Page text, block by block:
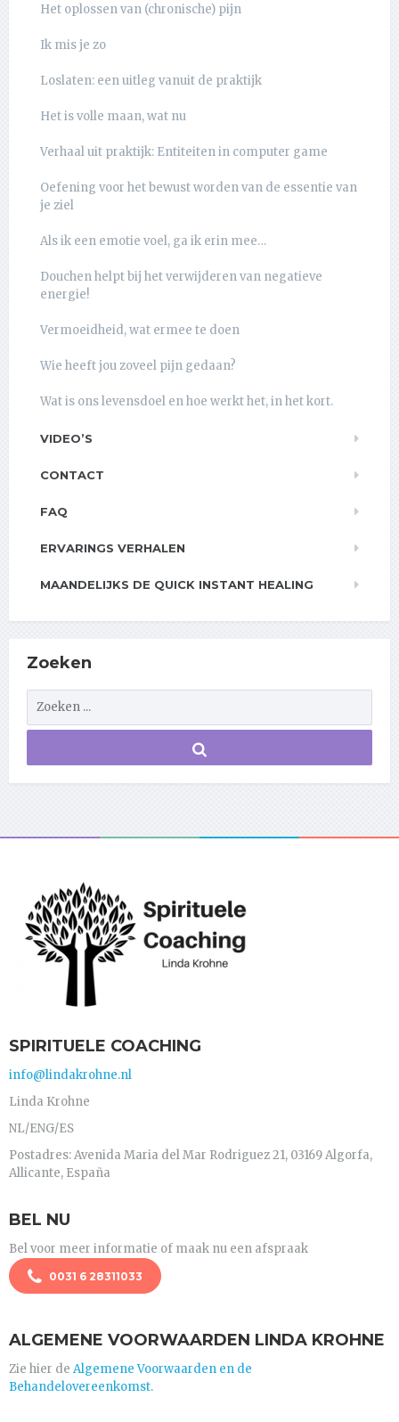
Het oplossen van (chronische) pijn
Ik mis je zo
Loslaten: een uitleg vanuit de praktijk
Het is volle maan, wat nu
Verhaal uit praktijk: Entiteiten in computer game
Oefening voor het bewust worden van de essentie van
je ziel
Als ik een emotie voel, ga ik erin mee…
Douchen helpt bij het verwijderen van negatieve
energie!
Vermoeidheid, wat ermee te doen
Wie heeft jou zoveel pijn gedaan?
Wat is ons levensdoel en hoe werkt het, in het kort.
VIDEO’S
CONTACT
FAQ
ERVARINGS VERHALEN
MAANDELIJKS DE QUICK INSTANT HEALING
Zoeken
SPIRITUELE COACHING
info@lindakrohne.nl
Linda Krohne
NL/ENG/ES
Postadres: Avenida Maria del Mar Rodriguez 21, 03169 Algorfa,
Allicante, España
BEL NU
Bel voor meer informatie of maak nu een afspraak
0031 6 28311033
ALGEMENE VOORWAARDEN LINDA KROHNE
Zie hier de Algemene Voorwaarden en de
Behandelovereenkomst.